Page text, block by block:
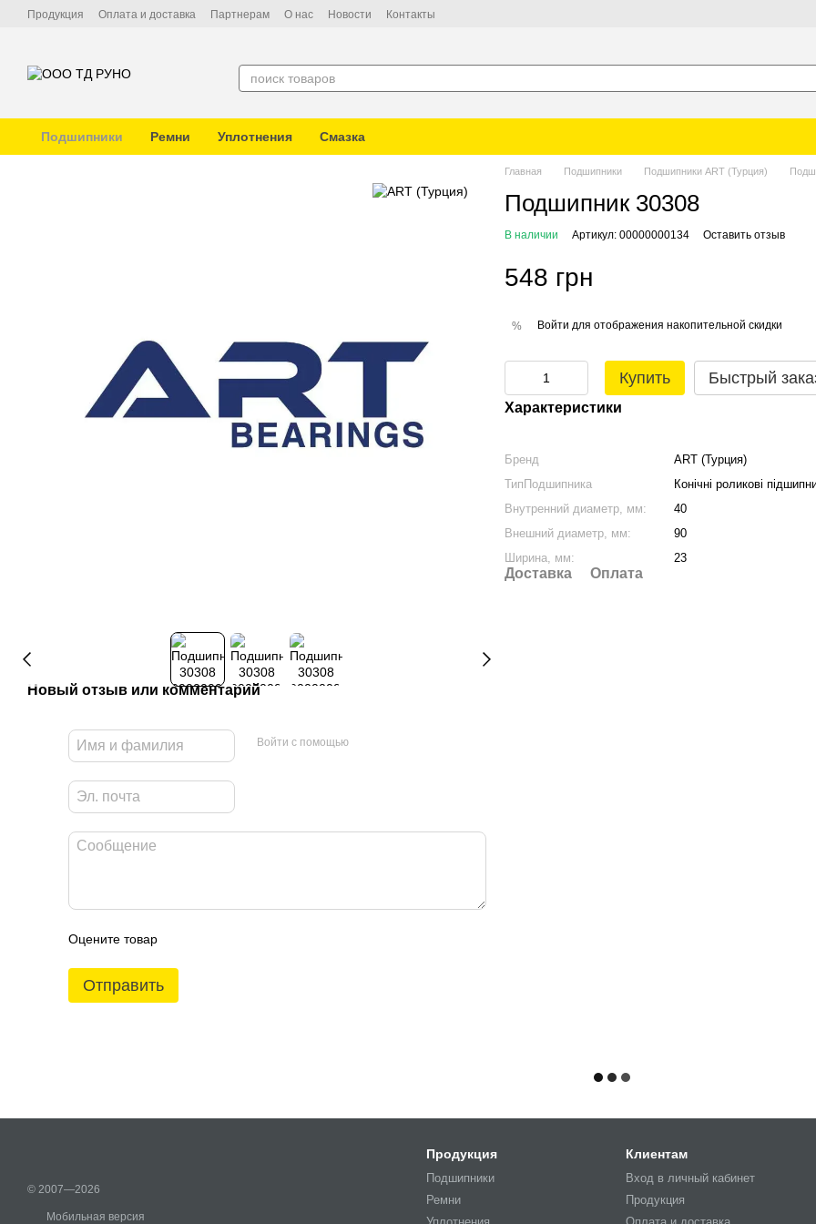
Перейти к основному контенту
Продукция Оплата и доставка Партнерам О нас Новости Контакты
Подшипники Ремни Уплотнения Смазка
Новый отзыв или комментарий
Войти с помощью
Оцените товар
Отправить
Главная Подшипники Подшипники ART (Турция)
Подшипник 30308
В наличии Артикул: 00000000134 Оставить отзыв
548 грн
% Войти для отображения накопительной скидки
Купить Быстрый
Характеристики
Бренд
ART (Турция)
ТипПодшипника
Конічні роликові
Внутренний диаметр, мм:
40
Внешний диаметр, мм:
90
Ширина, мм:
23
Доставка Оплата
© 2007—2026
Мобильная версия
Продукция
Подшипники
Ремни
Клиентам
Вход в личный кабинет
Продукция